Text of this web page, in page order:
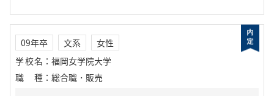
09年卒 文系
女性
学校名 ： 福岡女学院大学
職種 ： 総合職・販売